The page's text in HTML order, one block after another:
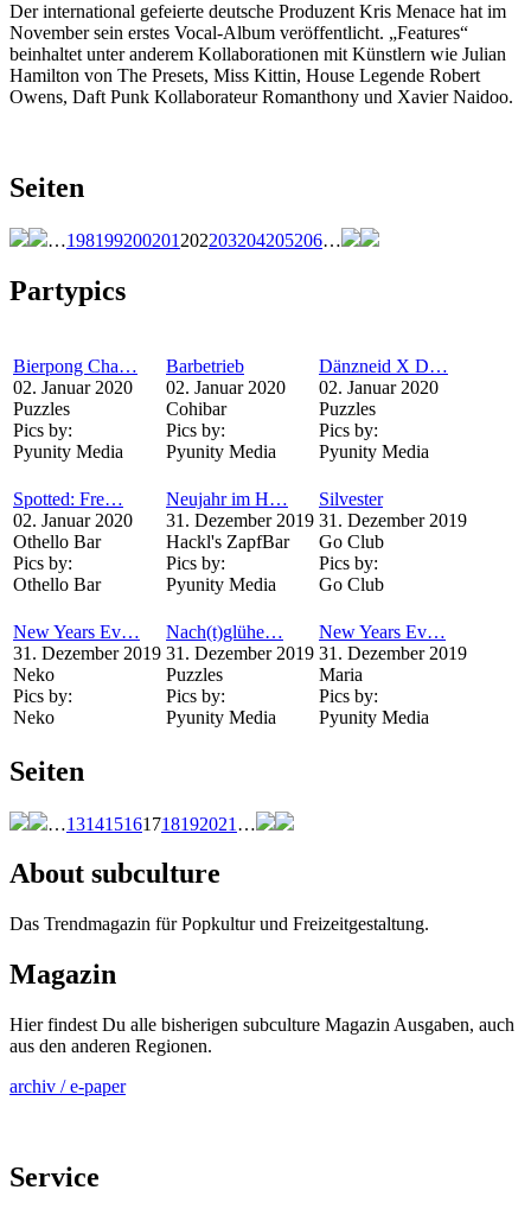
Der international gefeierte deutsche Produzent Kris Menace hat im
November sein erstes Vocal-Album veröffentlicht. „Features“
beinhaltet unter anderem Kollaborationen mit Künstlern wie Julian
Hamilton von The Presets, Miss Kittin, House Legende Robert
Owens, Daft Punk Kollaborateur Romanthony und Xavier Naidoo.
Seiten
…198199200201 202203204205206…
Partypics
Bierpong Cha…
02. Januar 2020
Puzzles
Pics by:
Pyunity Media
Barbetrieb
02. Januar 2020
Cohibar
Pics by:
Pyunity Media
Dänzneid X D…
02. Januar 2020
Puzzles
Pics by:
Pyunity Media
Spotted: Fre…
02. Januar 2020
Othello Bar
Pics by:
Othello Bar
Neujahr im H…
31. Dezember 2019
Hackl's ZapfBar
Pics by:
Pyunity Media
Silvester
31. Dezember 2019
Go Club
Pics by:
Go Club
New Years Ev…
31. Dezember 2019
Neko
Pics by:
Neko
Nach(t)glühe…
31. Dezember 2019
Puzzles
Pics by:
Pyunity Media
New Years Ev…
31. Dezember 2019
Maria
Pics by:
Pyunity Media
Seiten
…131415161718192021 …
About subculture
Das Trendmagazin für Popkultur und Freizeitgestaltung.
Magazin
Hier findest Du alle bisherigen subculture Magazin Ausgaben, auch
aus den anderen Regionen.
archiv / e-paper
Service